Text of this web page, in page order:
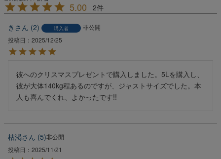
5.00
2
き
2 購入者
非公開
投稿日
2025/12/25
彼へのクリスマスプレゼントで購入しました。5Lを購入し、
彼が大体140kg程あるのですが、ジャストサイズでした。本
人も喜んでくれ、よかったです!!
枯渇 5 非公開
投稿日
2025/11/21